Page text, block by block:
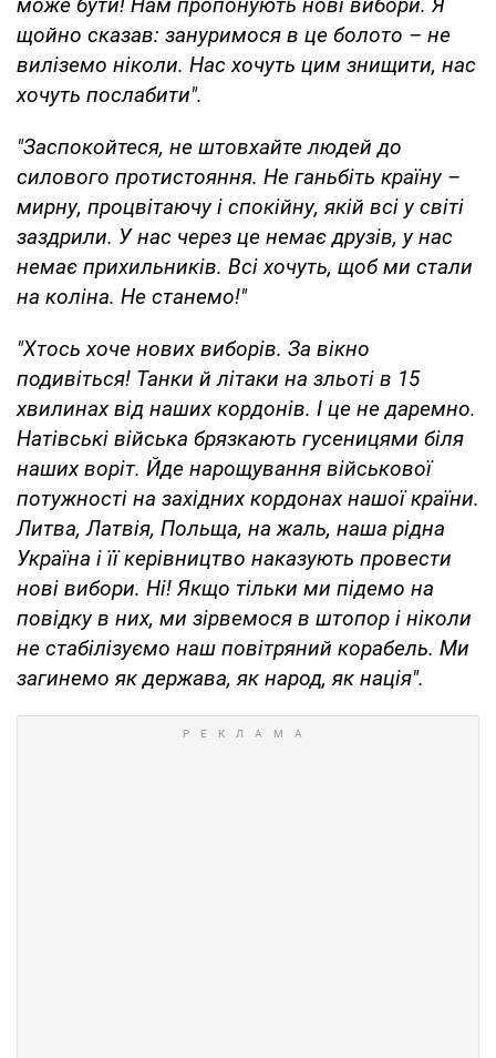
може бути! Нам пропонують нові вибори. Я
щойно сказав: зануримося в це болото – не
виліземо ніколи. Нас хочуть цим знищити, нас
хочуть послабити".
"Заспокойтеся, не штовхайте людей до
силового протистояння. Не ганьбіть країну –
мирну, процвітаючу і спокійну, якій всі у світі
заздрили. У нас через це немає друзів, у нас
немає прихильників. Всі хочуть, щоб ми стали
на коліна. Не станемо!"
"Хтось хоче нових виборів. За вікно
подивіться! Танки й літаки на зльоті в 15
хвилинах від наших кордонів. І це не даремно.
Натівські війська брязкають гусеницями біля
наших воріт. Йде нарощування військової
потужності на західних кордонах нашої країни.
Литва, Латвія, Польща, на жаль, наша рідна
Україна і її керівництво наказують провести
нові вибори. Ні! Якщо тільки ми підемо на
повідку в них, ми зірвемося в штопор і ніколи
не стабілізуємо наш повітряний корабель. Ми
загинемо як держава, як народ, як нація".